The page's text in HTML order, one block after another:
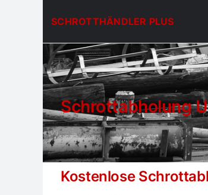
SCHROTTHÄNDLER PLUS
Schrottabholung
Kostenlose